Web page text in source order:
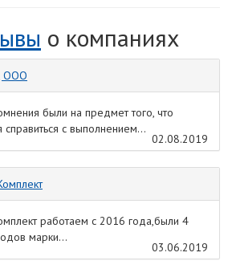
о компаниях
ООО
были на предмет того, что
с выполнением...
02.08.2019
работаем с 2016 года,были 4
марки...
03.06.2019